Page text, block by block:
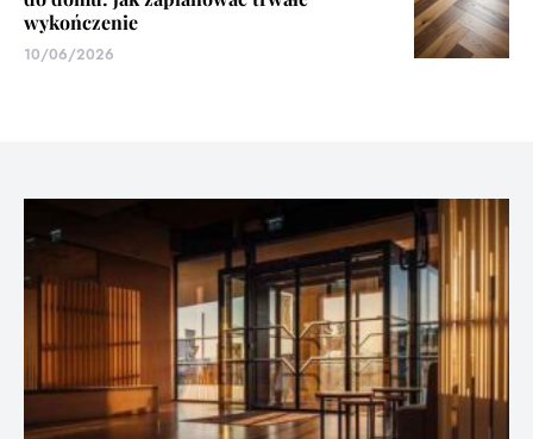
wykończenie
10/06/2026